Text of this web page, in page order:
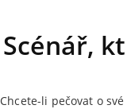
Scénář,
Chcete-li pečovat o